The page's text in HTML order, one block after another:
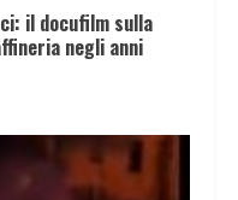
il docufilm sulla
negli anni